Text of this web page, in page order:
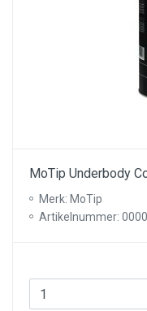
MoTip Underbody
Merk: MoTip
Artikelnummer: